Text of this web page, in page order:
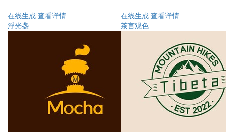
在线生成 查看详情
浮光盏
在线生成 查看详情
茶言观色